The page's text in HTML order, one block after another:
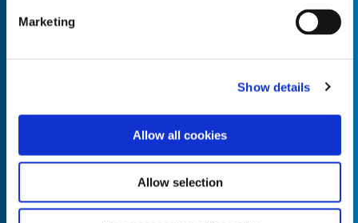
Marketing
Show details
Allow all cookies
Allow selection
Unit of Measure*